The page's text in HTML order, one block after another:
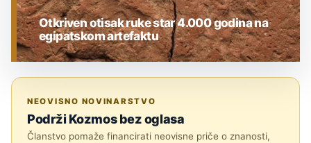
Otkriven otisak ruke star 4.000 godina na
egipatskom artefaktu
NEOVISNO NOVINARSTVO
Podrži Kozmos bez oglasa
Članstvo pomaže financirati neovisne priče o znanosti,